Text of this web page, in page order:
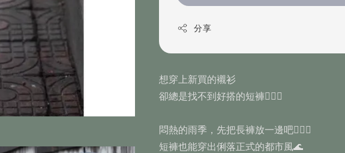
分享
想穿上新買的襯衫
卻總是找不到好搭的短褲🤦🏻‍♂️
悶熱的雨季，先把長褲放一邊吧💁🏻‍♀️
短褲也能穿出俐落正式的都市風🌊